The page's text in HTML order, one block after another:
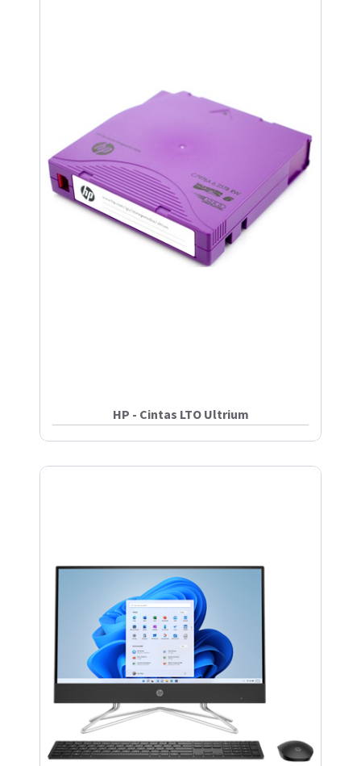
HP - Cintas LTO Ultrium